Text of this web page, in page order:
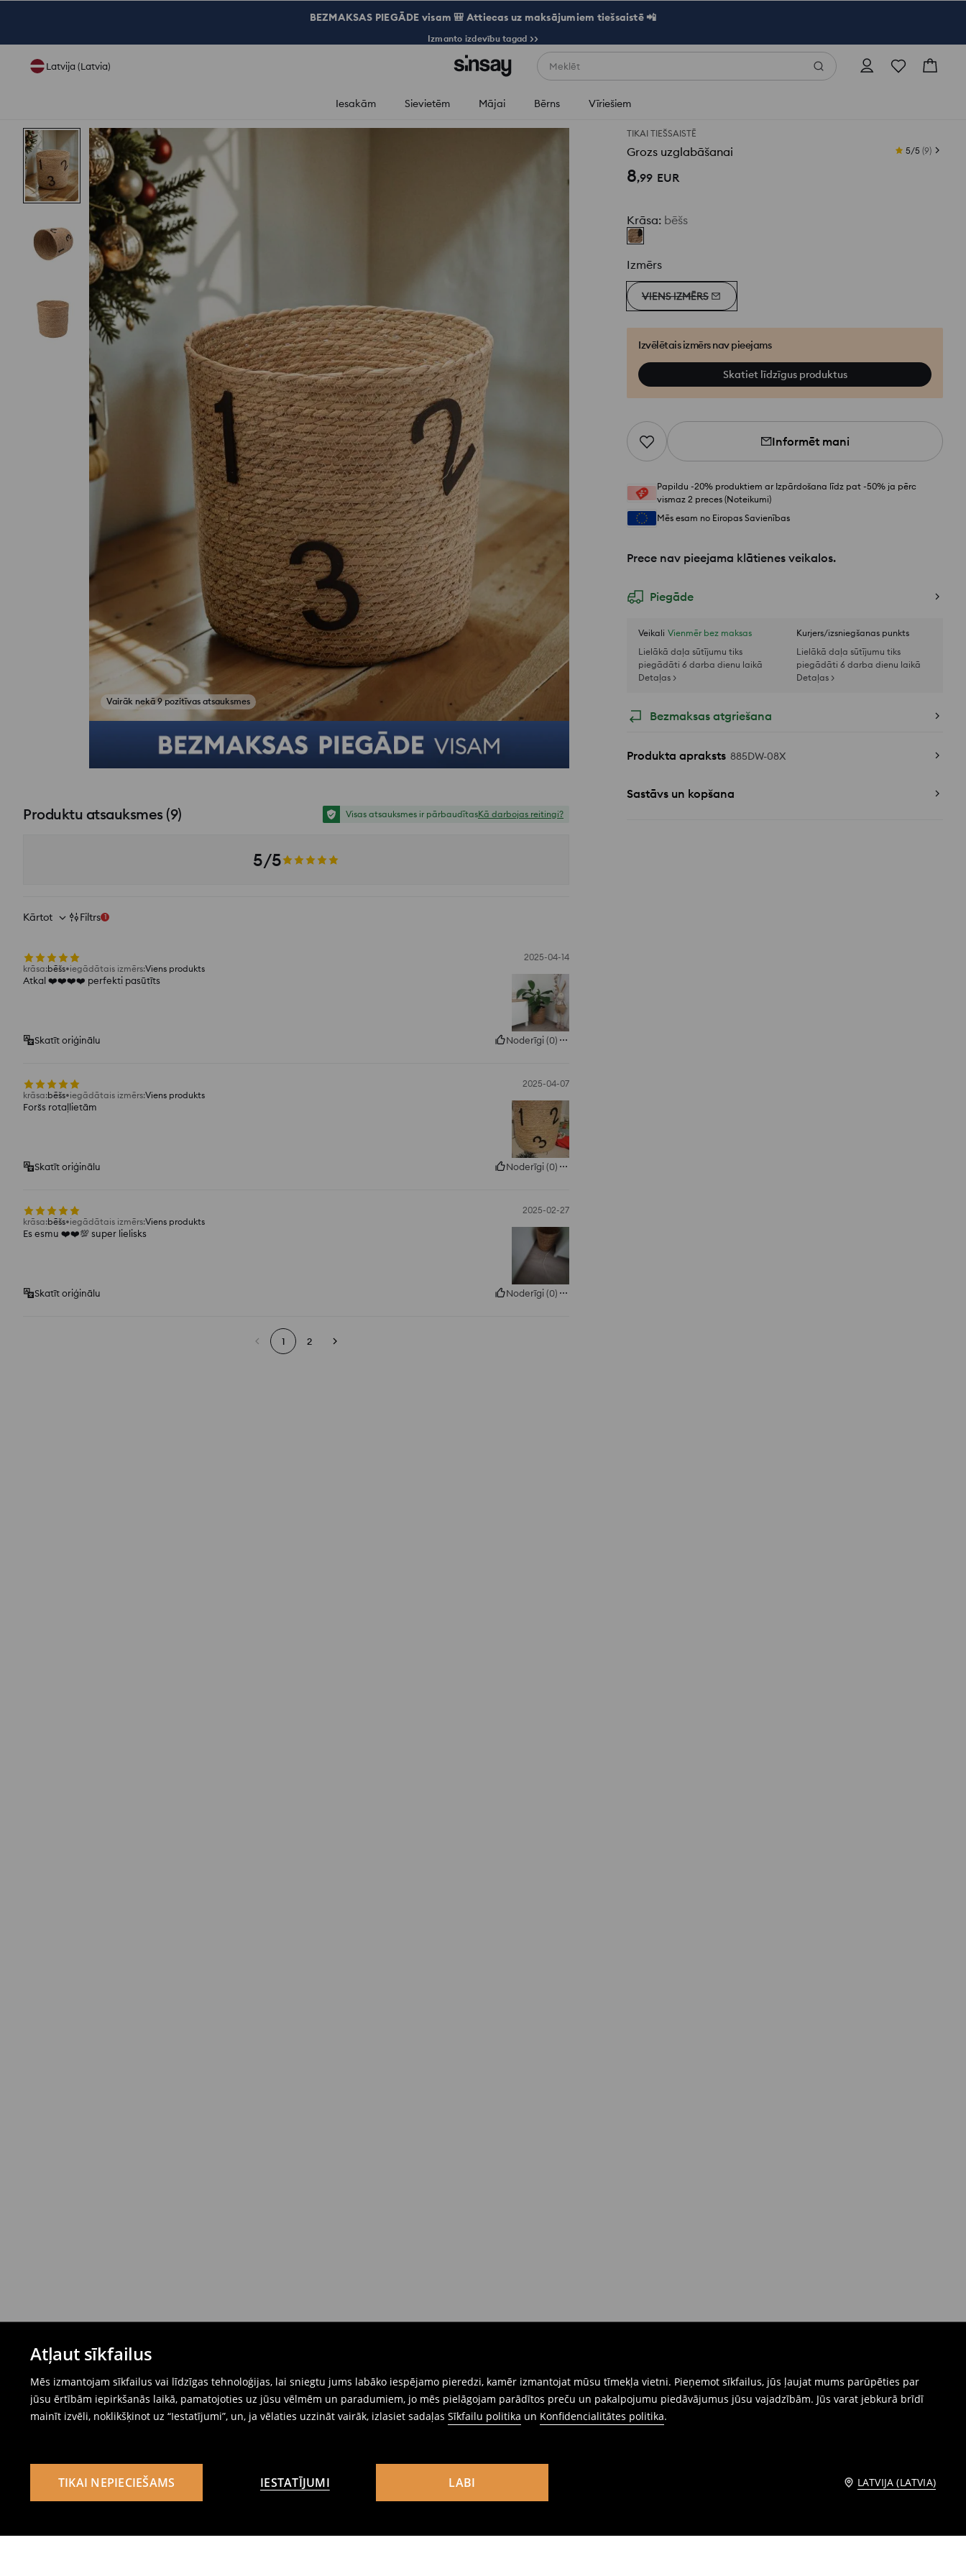
Atļaut sīkfailus
Mēs izmantojam sīkfailus vai līdzīgas tehnoloģijas, lai sniegtu jums labāko iespējamo pieredzi, kamēr izmantojat mūsu tīmekļa vietni. Pieņemot sīkfailus, jūs ļaujat mums parūpēties par
jūsu ērtībām iepirkšanās laikā, pamatojoties uz jūsu vēlmēm un paradumiem, jo mēs pielāgojam parādītos preču un pakalpojumu piedāvājumus jūsu vajadzībām. Jūs varat jebkurā brīdī
mainīt izvēli, noklikšķinot uz “Iestatījumi”, un, ja vēlaties uzzināt vairāk, izlasiet sadaļas Sīkfailu politika un Konfidencialitātes politika.
TIKAI NEPIECIEŠAMS IESTATĪJUMI LABI LATVIJA (LATVIA)
BEZMAKSAS PIEGĀDE visam 🎒 Attiecas uz maksājumiem tiešsaistē 📲
Izmanto izdevību tagad >>
Latvija (Latvia) Meklēt
Iesakām Sievietēm Mājai Bērns Vīriešiem
TIKAI TIEŠSAISTĒ
Grozs uzglabāšanai 5/5 (9)
8,99 EUR
Krāsa: bēšs
Izmērs
VIENS IZMĒRS
Izvēlētais izmērs nav pieejams
Skatiet līdzīgus produktus
Informēt mani
Papildu -20% produktiem ar Izpārdošana līdz pat -50% ja pērc
vismaz 2 preces (Noteikumi)
Mēs esam no Eiropas Savienības
Prece nav pieejama klātienes veikalos.
Piegāde
Veikali Vienmēr bez maksas
Lielākā daļa sūtījumu tiks
piegādāti 6 darba dienu laikā
Detaļas >
Kurjers/izsniegšanas punkts
Lielākā daļa sūtījumu tiks
piegādāti 6 darba dienu laikā
Detaļas >
Bezmaksas atgriešana
Produkta apraksts 885DW-08X
Sastāvs un kopšana
Vairāk nekā 9 pozitīvas atsauksmes
Skatīt fotoattēlus no atsauksmēm
Produktu atsauksmes(9) Visas atsauksmes ir pārbaudītasKā darbojas reitingi?
5/5
Kārtot Filtrs 1
2025-04-14
krāsa:bēšs iegādātais izmērs:Viens produkts
Atkal ❤️❤️❤️❤️ perfekti pasūtīts
Skatīt oriģinālu Noderīgi(0)
2025-04-07
krāsa:bēšs iegādātais izmērs:Viens produkts
Foršs rotaļlietām
Skatīt oriģinālu Noderīgi(0)
2025-02-27
krāsa:bēšs iegādātais izmērs:Viens produkts
Es esmu ❤️❤️💯 super lielisks
Skatīt oriģinālu Noderīgi(0)
1 2